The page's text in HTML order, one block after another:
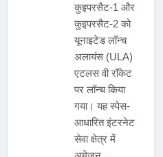
कुइपरसैट-1 और
कुइपरसैट-2 को
यूनाइटेड लॉन्च
अलायंस (ULA)
एटलस वी रॉकेट
पर लॉन्च किया
गया। यह स्पेस-
आधारित इंटरनेट
सेवा क्षेत्र में